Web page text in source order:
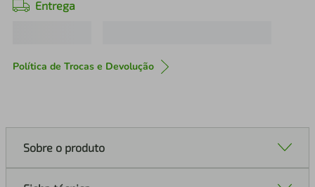
Entrega
Política de Trocas e Devolução
Sobre o produto